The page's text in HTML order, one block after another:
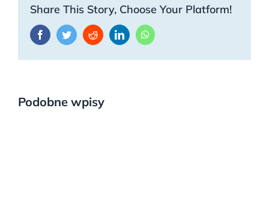
Share This Story, Choose Your Platform!
FacebookTwitterRedditLinkedInWhatsApp
Podobne wpisy